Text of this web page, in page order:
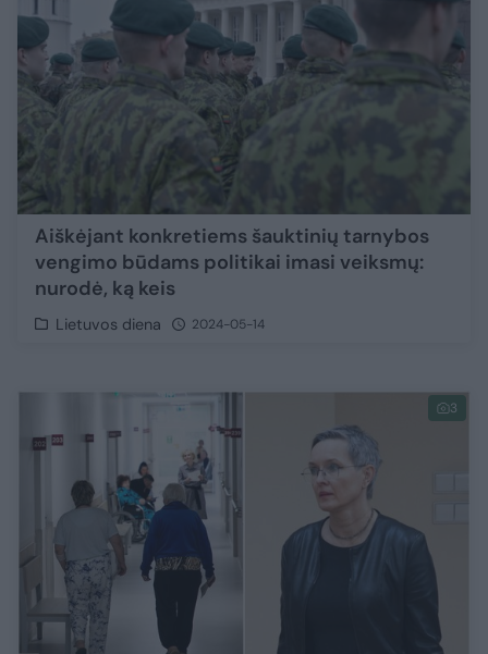
Aiškėjant konkretiems šauktinių tarnybos
vengimo būdams politikai imasi veiksmų:
nurodė, ką keis
Lietuvos diena 2024-05-14
3